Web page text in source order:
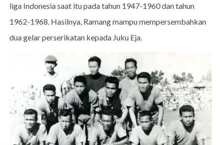
liga Indonesia saat itu pada tahun 1947-1960 dan tahun
1962-1968. Hasilnya, Ramang mampu mempersembahkan
dua gelar perserikatan kepada Juku Eja.